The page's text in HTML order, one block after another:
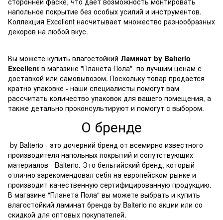
напольное покрытие без особых усилий и инструментов.
Коллекция Excellent насчитывает множество разнообразных
декоров на любой вкус.
Вы можете купить влагостойкий Ламинат by Balterio
Excellent в магазине "Планета Пола" по лучшим ценам с
доставкой или самовывозом. Поскольку товар продается
кратно упаковке - наши специалисты помогут вам
рассчитать количество упаковок для вашего помещения, а
также детально проконсультируют и помогут с выбором.
О бренде
by Balterio - это дочерний бренд от всемирно известного
производителя напольных покрытий и сопутствующих
материалов - Balterio. Это бельгийский бренд, который
отлично зарекомендовал себя на европейском рынке и
производит качественную сертифицированную продукцию.
В магазине "Планета Пола" вы можете выбрать и купить
влагостойкий ламинат бренда by Balterio по акции или со
скидкой для оптовых покупателей.